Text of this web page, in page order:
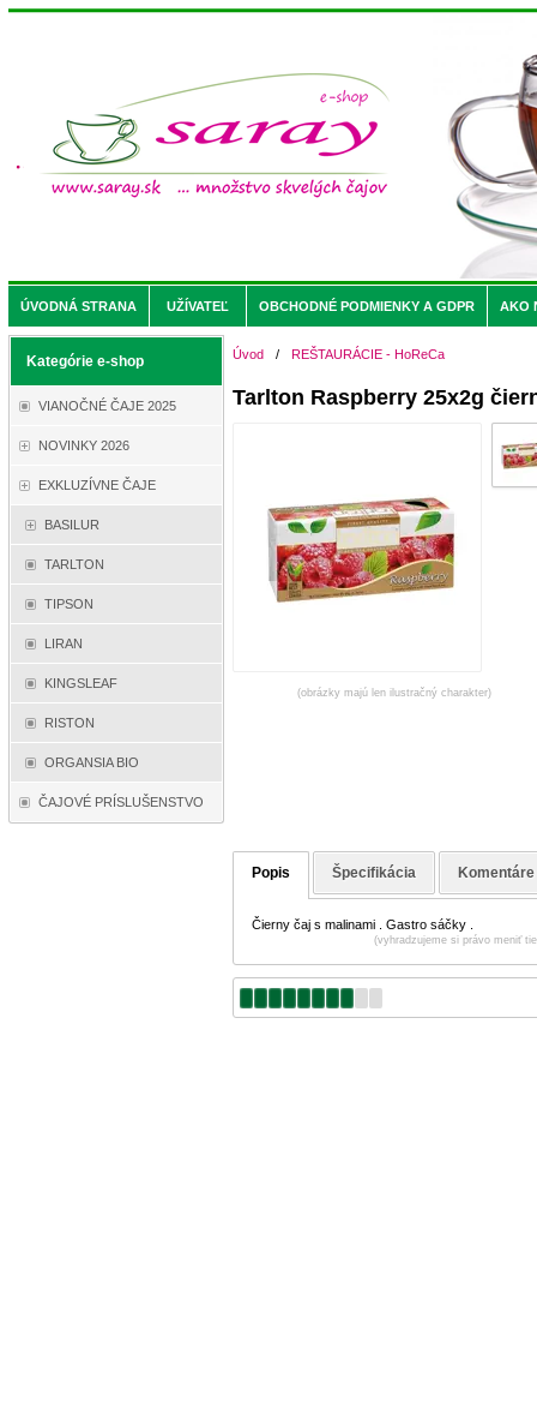
ÚVODNÁ STRANA UŽÍVATEĽ OBCHODNÉ PODMIENKY A GDPR AKO
Kategórie e-shop
VIANOČNÉ ČAJE 2025
NOVINKY 2026
EXKLUZÍVNE ČAJE
BASILUR
TARLTON
TIPSON
LIRAN
KINGSLEAF
RISTON
ORGANSIA BIO
ČAJOVÉ PRÍSLUŠENSTVO
Úvod / REŠTAURÁCIE - HoReCa
Tarlton Raspberry 25x2g
(obrázky majú len ilustračný charakter)
Popis Špecifikácia Komentáre
Čierny čaj s malinami . Gastro sáčky .
(vyhradzujeme si právo meniť